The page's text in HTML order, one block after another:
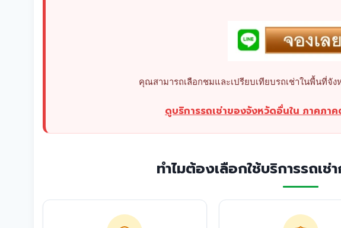
คุณสามารถเลือกชมและเปรียบเทียบรถเช่าในพื้นที่จัง
ดูบริการรถเช่าของจังหวัดอื่นใน ภาคภา
ทำไมต้องเลือกใช้บริการรถเ